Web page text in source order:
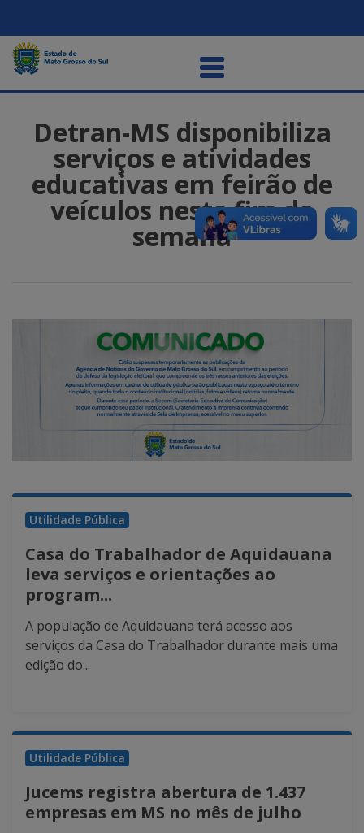
Detran-MS disponibiliza
serviços e atividades
educativas em feirão de
veículos neste fim de
semana
Utilidade Pública
Casa do Trabalhador de Aquidauana
leva serviços e orientações ao
program...
A população de Aquidauana terá acesso aos
serviços da Casa do Trabalhador durante mais uma
edição do...
Utilidade Pública
Jucems registra abertura de 1.437
empresas em MS no mês de julho